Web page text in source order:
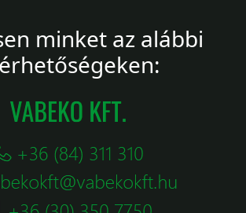
minket az alábbi